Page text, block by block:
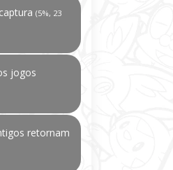
(5%, 23
jogos
retornam